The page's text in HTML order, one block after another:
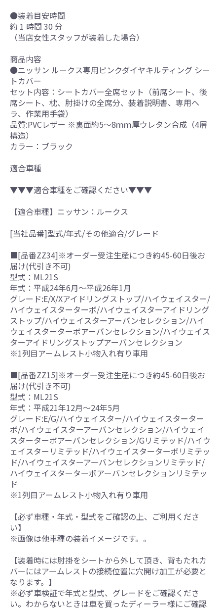
●装着目安時間
約 1 時間 30 分
（当店女性スタッフが装着した場合）
商品内容
●ニッサン ルークス専用ピンクダイヤキルティング シー
トカバー
セット内容：シートカバー全席セット（前席シート、後
席シート、枕、肘掛けの全席分、装着説明書、専用ヘ
ラ、作業用手袋）
品質:PVCレザー ※裏面約5～8ｍｍ厚ウレタン合成（4層
構造）
カラー：ブラック
適合車種
▼▼▼適合車種をご確認ください▼▼▼
【適合車種】ニッサン：ルークス
[当社品番]型式/年式/その他適合/グレード
■[品番ZZ34]※オーダー受注生産につき約45-60日後お
届け(代引き不可)
型式：ML21S
年式：平成24年6月～平成26年1月
グレード:E/X/Xアイドリングストップ/ハイウェイスター/
ハイウェイスターターボ/ハイウェイスターアイドリング
ストップ/ハイウェイスターアーバンセレクション/ハイ
ウェイスターターボアーバンセレクション/ハイウェイス
ターアイドリングストップアーバンセレクション
※1列目アームレスト小物入れ有り車用
■[品番ZZ15]※オーダー受注生産につき約45-60日後お
届け(代引き不可)
型式：ML21S
年式：平成21年12月～24年5月
グレード:E/G/ハイウェイスター/ハイウェイスターター
ボ/ハイウェイスターアーバンセレクション/ハイウェイ
スターターボアーバンセレクション/Gリミテッド/ハイウ
ェイスターリミテッド/ハイウェイスターターボリミテッ
ド/ハイウェイスターアーバンセレクションリミテッド/
ハイウェイスターターボアーバンセレクションリミテッ
ド
※1列目アームレスト小物入れ有り車用
【必ず車種・年式・型式をご確認の上、ご利用くださ
い】
※画像は他車種の装着イメージです。。
【装着時には肘掛をシートから外して頂き、背もたれカ
バーにはアームレストの接続位置に穴開け加工が必要と
なります。】
※必ず車検証で年式と型式、グレードをご確認くださ
い。わからないときは車を買ったディーラー様にご確認